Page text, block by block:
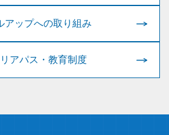
アップへの取り組み
アパス・教育制度